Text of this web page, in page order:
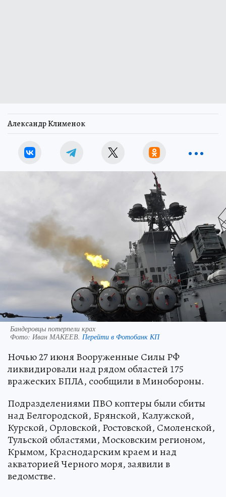
Александр Клименок
Бандеровцы потерпели крах
Фото: Иван МАКЕЕВ. Перейти в Фотобанк КП
Ночью 27 июня Вооруженные Силы РФ
ликвидировали над рядом областей 175
вражеских БПЛА, сообщили в Минобороны.
Подразделениями ПВО коптеры были сбиты
над Белгородской, Брянской, Калужской,
Курской, Орловской, Ростовской, Смоленской,
Тульской областями, Московским регионом,
Крымом, Краснодарским краем и над
акваторией Черного моря, заявили в
ведомстве.